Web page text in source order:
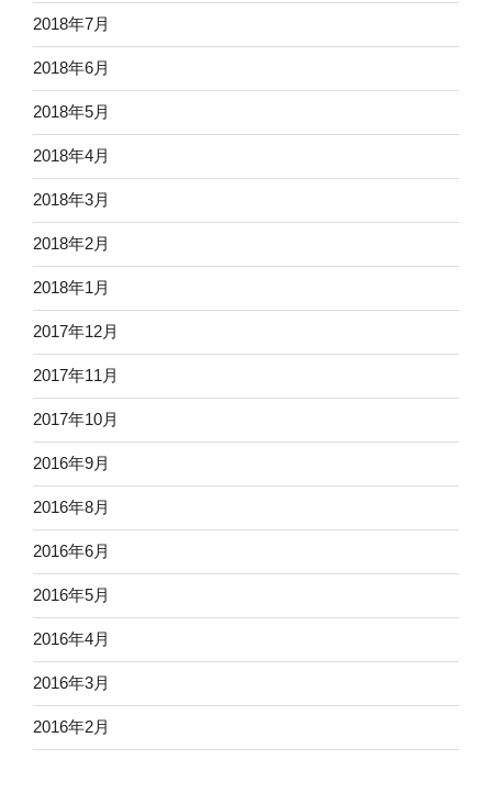
2018年7月
2018年6月
2018年5月
2018年4月
2018年3月
2018年2月
2018年1月
2017年12月
2017年11月
2017年10月
2016年9月
2016年8月
2016年6月
2016年5月
2016年4月
2016年3月
2016年2月